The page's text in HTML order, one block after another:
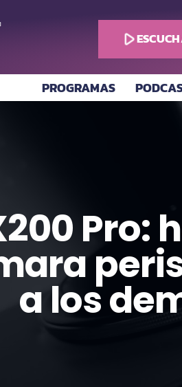
play_arrow
PROGRAMAS
Pro:
a los